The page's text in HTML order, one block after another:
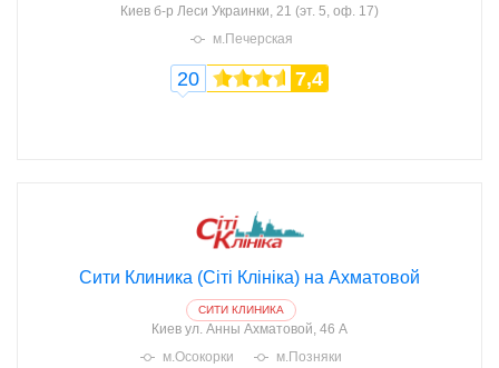
Киев б-р Леси Украинки, 21 (эт. 5, оф. 17)
м.Печерская
20 7,4
Сити Клиника (Сіті Клініка) на Ахматовой
СИТИ КЛИНИКА
Киев ул. Анны Ахматовой, 46 А
м.Осокорки
м.Позняки